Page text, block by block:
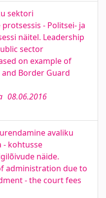
sektori
- Politsei- ja
näitel. Leadership
sector
on example of
Border Guard
08.06.2016
avaliku
- kohtusse
näide.
administration due to
- the court fees